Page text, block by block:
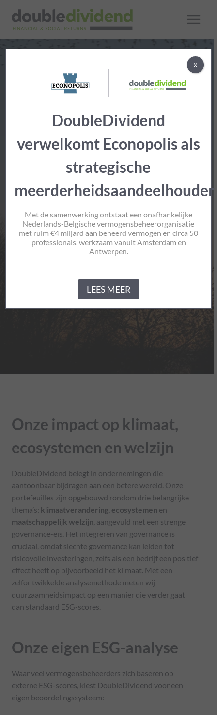
naar
inhoud
Duurzaamheidsbeleid
DoubleDividend belegt in ondernemingen die
VRIJBLIJVEND ADVIESGESPREK
Onze impact op klimaat,
ecosystemen en welzijn
DoubleDividend belegt in ondernemingen die
aantoonbaar bijdragen aan een betere wereld. Onze
portefeuilles zijn opgebouwd rondom drie belangrijke
thema’s: klimaatverandering, ecosystemen en
maatschappelijk welzijn, aangevuld met een strenge
governance-eis. Het integreren van governance is
cruciaal, omdat slechte governance kan leiden tot
risicovolle investeringen, zelfs als een bedrijf een positief
effect heeft op bijvoorbeeld het klimaat. Met een
zelfontwikkelde analysemethode meten wij
duurzaamheidsimpact op een manier die verder gaat
dan standaard ESG-scores.
Onze eigen ESG-analyse
Waar veel vermogensbeheerders zich baseren op
externe ESG-scores, kiest DoubleDividend voor een
eigen beoordelingssysteem:
DoubleDividend
verwelkomt Econopolis als
strategische
meerderheidsaandeelhouder
Met de samenwerking ontstaat een onafhankelijke
Nederlands-Belgische vermogensbeheerorganisatie
met ruim €4 miljard aan beheerd vermogen en circa 50
professionals, werkzaam vanuit Amsterdam en
Antwerpen.
LEES MEER
X